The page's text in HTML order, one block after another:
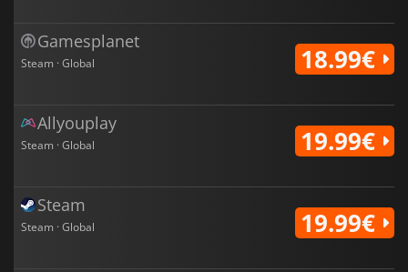
Gamesplanet
Steam · Global 18.99€
Allyouplay
Steam · Global 19.99€
Steam
Steam · Global 19.99€